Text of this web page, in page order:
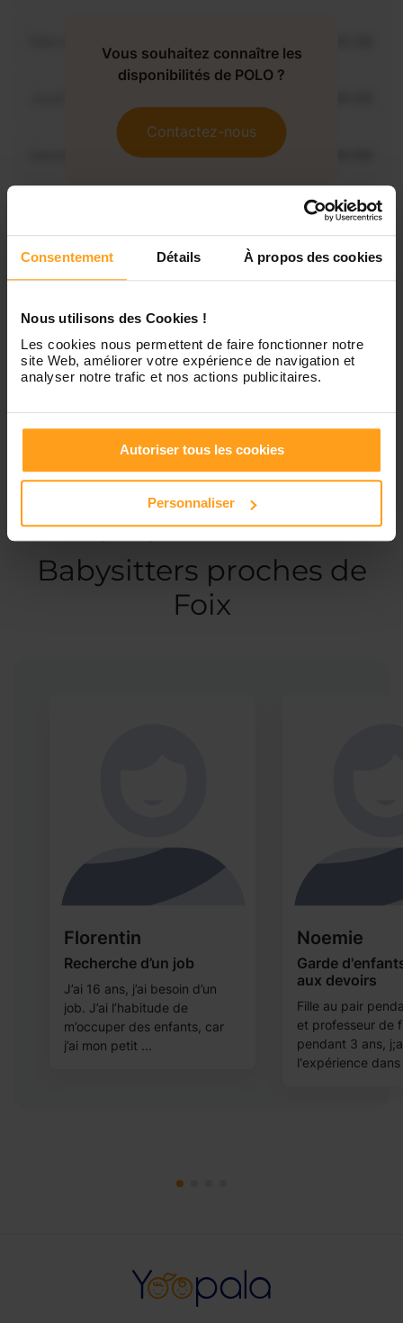
Consentement Détails À propos des cookies
Nous utilisons des Cookies !
Les cookies nous permettent de faire fonctionner notre
site Web, améliorer votre expérience de navigation et
analyser notre trafic et nos actions publicitaires.
Autoriser tous les cookies
Personnaliser
Disponible de 00:00 à 00:00
Disponible de 00:00 à 00:00
Disponible de 00:00 à 00:00
Vous souhaitez connaître les
disponibilités de POLO ?
Contactez-nous
Services proposés
Garde d’enfants
Babysitters proches de
Foix
Florentin
Recherche d’un job
J’ai 16 ans, j’ai besoin d’un
job. J’ai l’habitude de
m’occuper des enfants, car
j’ai mon petit ...
Noemie
Garde
aux devoirs
Fille au pair
et professeur de
pendant 3 ans,
l'expérience dans